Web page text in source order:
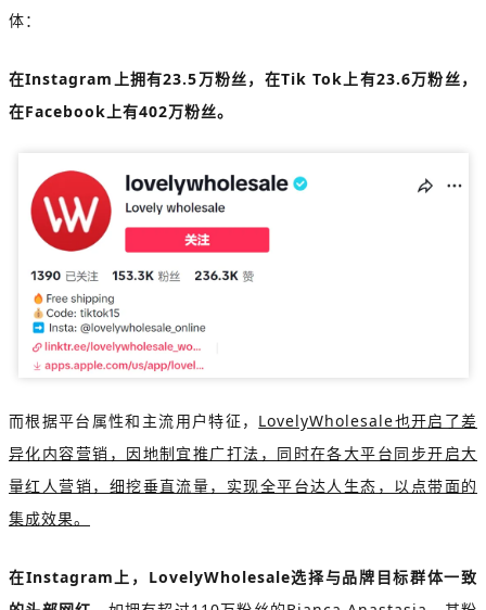
体：
在Instagram上拥有23.5万粉丝，在Tik Tok上有23.6万粉丝，
在Facebook上有402万粉丝。
而根据平台属性和主流用户特征， LovelyWholesale也开启了差
异化内容营销，因地制宜推广打法，同时在各大平台同步开启大
量红人营销，细挖垂直流量，实现全平台达人生态，以点带面的
集成效果。
在Instagram上，LovelyWholesale选择与品牌目标群体一致